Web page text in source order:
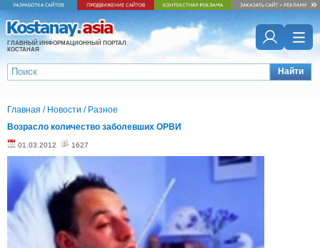
ГЛАВНЫЙ ИНФОРМАЦИОННЫЙ ПОРТАЛ
КОСТАНАЯ
Найти
Главная / Новости / Разное
Возрасло количество заболевших ОРВИ
01.03.2012 1627